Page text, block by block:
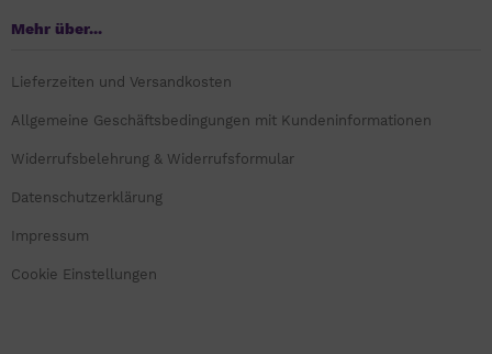
Mehr über...
Lieferzeiten und Versandkosten
Allgemeine Geschäftsbedingungen mit Kundeninformationen
Widerrufsbelehrung & Widerrufsformular
Datenschutzerklärung
Impressum
Cookie Einstellungen